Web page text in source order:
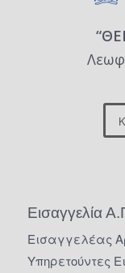
Εισαγγελία
Εισαγγελέας
Υπηρετούντες